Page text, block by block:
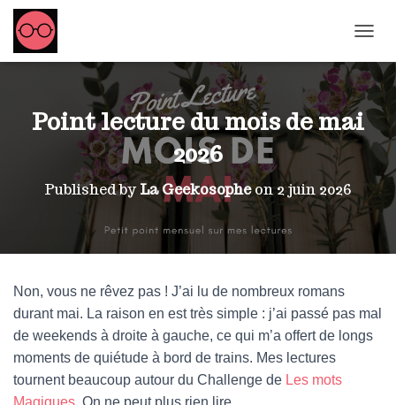
Point lecture du mois de mai
2026
Published byLa Geekosopheon 2 juin 2026
Non, vous ne rêvez pas ! J’ai lu de nombreux romans
durant mai. La raison en est très simple : j’ai passé pas mal
de weekends à droite à gauche, ce qui m’a offert de longs
moments de quiétude à bord de trains. Mes lectures
tournent beaucoup autour du Challenge de Les mots
Magiques, On ne peut plus rien lire.